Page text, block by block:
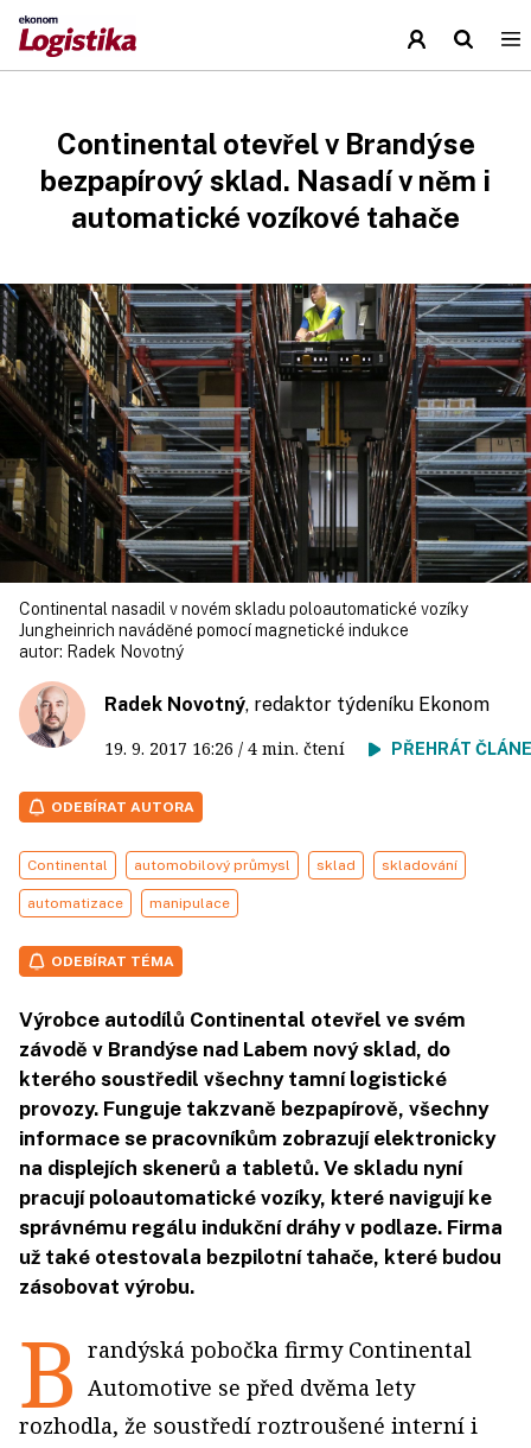
Continental otevřel v Brandýse
bezpapírový sklad. Nasadí v něm i
automatické vozíkové tahače
Continental nasadil v novém skladu poloautomatické vozíky
Jungheinrich naváděné pomocí magnetické indukce
autor: Radek Novotný
Radek Novotný, redaktor týdeníku Ekonom
19. 9. 2017 16:26 / 4 min. čtení PŘEHRÁT
ODEBÍRAT AUTORA
Continental automobilový průmysl sklad skladování
automatizace manipulace
ODEBÍRAT TÉMA
Výrobce autodílů Continental otevřel ve svém
závodě v Brandýse nad Labem nový sklad, do
kterého soustředil všechny tamní logistické
provozy. Funguje takzvaně bezpapírově, všechny
informace se pracovníkům zobrazují elektronicky
na displejích skenerů a tabletů. Ve skladu nyní
pracují poloautomatické vozíky, které navigují ke
správnému regálu indukční dráhy v podlaze. Firma
už také otestovala bezpilotní tahače, které budou
zásobovat výrobu.
B randýská pobočka firmy Continental
Automotive se před dvěma lety
rozhodla, že soustředí roztroušené interní i